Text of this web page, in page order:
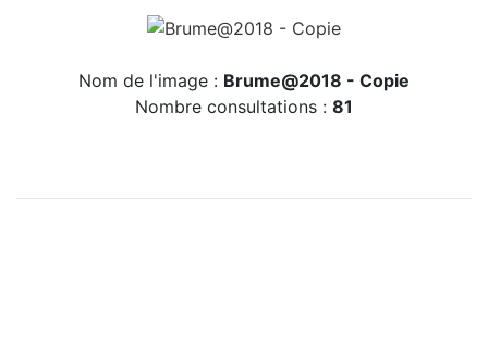
Nom de l'image : Brume@2018 - Copie
Nombre consultations : 81